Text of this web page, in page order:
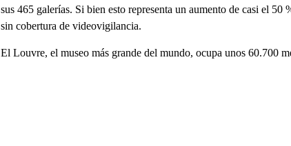
sus 465 galerías. Si bien esto representa un aumento de casi el 50
sin cobertura de videovigilancia.
El Louvre, el museo más grande del mundo, ocupa unos 60.700